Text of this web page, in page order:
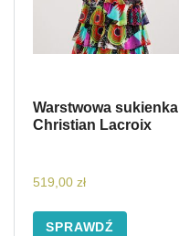
Warstwowa sukienka
Christian Lacroix
519,00 zł
SPRAWDŹ